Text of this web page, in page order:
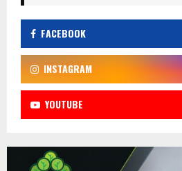
FACEBOOK
INSTAGRAM
YOUTUBE